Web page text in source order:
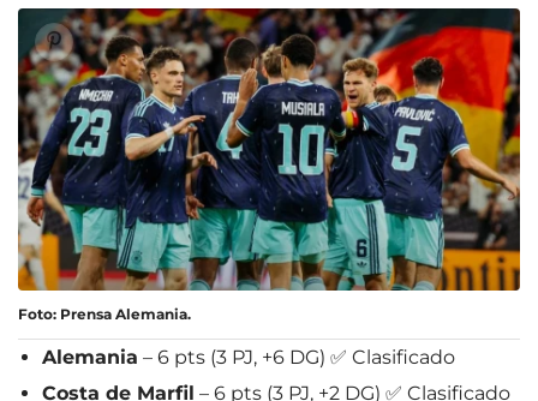
Foto: Prensa Alemania.
Alemania – 6 pts (3 PJ, +6 DG) ✅ Clasificado
Costa de Marfil – 6 pts (3 PJ, +2 DG) ✅ Clasificado